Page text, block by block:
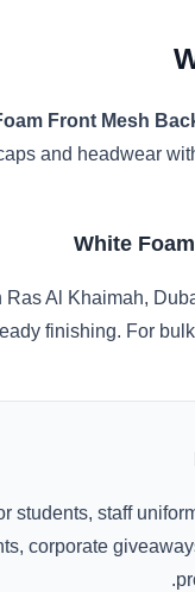
Front Mesh
and headwear
White
Ras Al Khaimah,
finishing. For
students, staff
corporate